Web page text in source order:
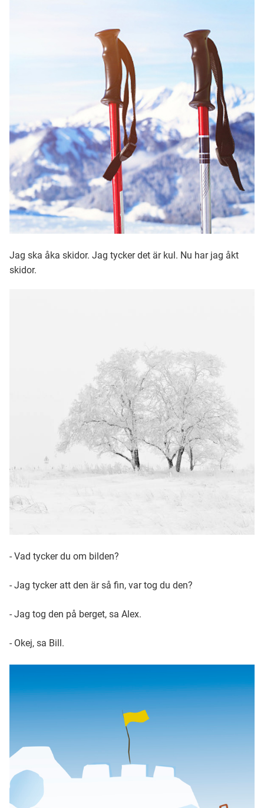
Ubmejesámiengiälla (Umesamiska)
Resanderomani (Romska)
Kelderash (Romska)
Lovari (Romska)
Jag ska åka skidor. Jag tycker det är kul. Nu har jag åkt
skidor.
- Vad tycker du om bilden?
- Jag tycker att den är så fin, var tog du den?
- Jag tog den på berget, sa Alex.
- Okej, sa Bill.